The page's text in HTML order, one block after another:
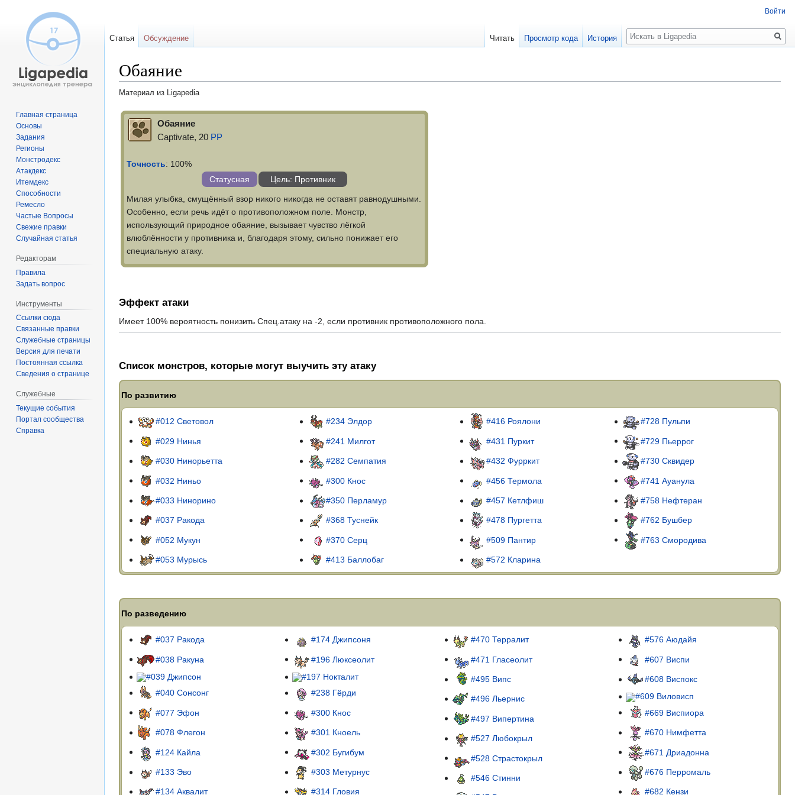
Обаяние
Материал из Ligapedia
Перейти
навигации
Перейти
поиску
Обаяние
Captivate, 20 PP
Точность: 100%
Статусная
Цель: Противник
Милая улыбка, смущённый взор никого никогда не оставят равнодушными.
Особенно, если речь идёт о противоположном поле. Монстр,
использующий природное обаяние, вызывает чувство лёгкой
влюблённости у противника и, благодаря этому, сильно понижает его
специальную атаку.
Эффект атаки
Имеет 100% вероятность понизить Спец.атаку на -2, если противник противоположного пола.
Список монстров, которые могут выучить эту атаку
По развитию
#012 Световол
#029 Нинья
#030 Нинорьетта
#032 Ниньо
#033 Нинорино
#037 Ракода
#052 Мукун
#053 Мурысь
#234 Элдор
#241 Милгот
#282 Семпатия
#300 Кнос
#350 Перламур
#368 Туснейк
#370 Серц
#413 Баллобаг
#416 Роялони
#431 Пуркит
#432 Фурркит
#456 Термола
#457 Кетлфиш
#478 Пургетта
#509 Пантир
#572 Кларина
#728 Пульпи
#729 Пьеррог
#730 Сквидер
#741 Ауанула
#758 Нефтеран
#762 Бушбер
#763 Смородива
По разведению
#037 Ракода
#038 Ракуна
#039 Джипсон
#040 Сонсонг
#077 Эфон
#078 Флегон
#124 Кайла
#133 Эво
#134 Аквалит
#174 Джипсоня
#196 Люксеолит
#197 Нокталит
#238 Гёрди
#300 Кнос
#301 Кноель
#302 Бугибум
#303 Метурнус
#314 Гловия
#470 Терралит
#471 Гласеолит
#495 Випс
#496 Льернис
#497 Випертина
#527 Любокрыл
#528 Страстокрыл
#546 Стинни
#576 Аюдайя
#607 Виспи
#608 Виспокс
#609 Виловисп
#669 Виспиора
#670 Нимфетта
#671 Дриадонна
#676 Перромаль
#682 Кензи
Войти
Статья Обсуждение Читать Просмотр кода История
Поиск
Главная страница
Основы
Задания
Регионы
Монстродекс
Атакдекс
Итемдекс
Способности
Ремесло
Частые Вопросы
Свежие правки
Случайная статья
Редакторам
Правила
Задать вопрос
Инструменты
Ссылки сюда
Связанные правки
Служебные страницы
Версия для печати
Постоянная ссылка
Сведения о странице
Служебные
Текущие события
Портал сообщества
Справка